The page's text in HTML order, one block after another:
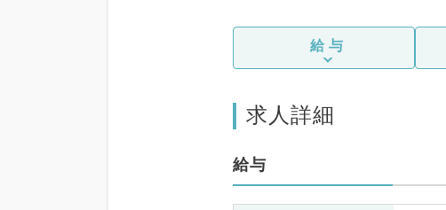
給与
求人詳細
給与